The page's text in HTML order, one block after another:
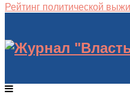
Рейтинг политической